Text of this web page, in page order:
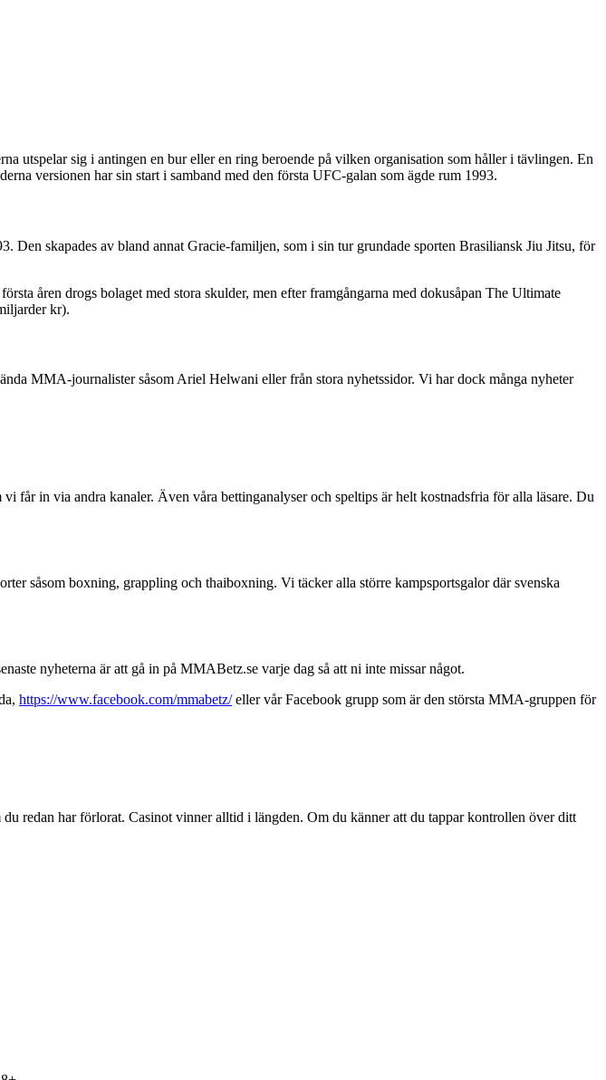
utspelar sig i antingen en bur eller en ring beroende på vilken organisation som håller i tävlingen. En
versionen har sin start i samband med den första UFC-galan som ägde rum 1993.
skapades av bland annat Gracie-familjen, som i sin tur grundade sporten Brasiliansk Jiu Jitsu, för
åren drogs bolaget med stora skulder, men efter framgångarna med dokusåpan The Ultimate
kr).
MMA-journalister såsom Ariel Helwani eller från stora nyhetssidor. Vi har dock många nyheter
får in via andra kanaler. Även våra bettinganalyser och speltips är helt kostnadsfria för alla läsare. Du
såsom boxning, grappling och thaiboxning. Vi täcker alla större kampsportsgalor där svenska
nyheterna är att gå in på MMABetz.se varje dag så att ni inte missar något.
https://www.facebook.com/mmabetz/eller vår Facebook grupp som är den största MMA-gruppen för
redan har förlorat. Casinot vinner alltid i längden. Om du känner att du tappar kontrollen över ditt